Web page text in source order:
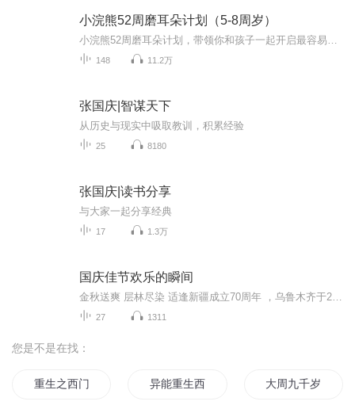
小浣熊52周磨耳朵计划（5-8周岁）
148 11.2万
张国庆|智谋天下
从历史与现实中吸取教训，积累经验
25 8180
张国庆|读书分享
与大家一起分享经典
17 1.3万
国庆佳节欢乐的瞬间
27 1311
您是不是在找：
重生之西门庆 异能重生西门庆 大周九千岁